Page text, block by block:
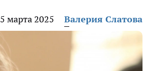
5 марта 2025 Валерия Слатова